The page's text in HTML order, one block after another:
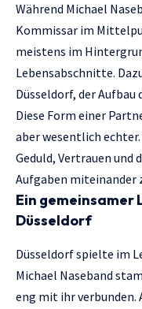
Während Michael
Kommissar im
meistens im
Lebensabschnitte.
Düsseldorf, der Aufbau
Diese Form einer
aber wesentlich
Geduld, Vertrauen und
Aufgaben miteinander
Ein gemeinsamer
Düsseldorf
Düsseldorf spielte im
Michael Naseband
eng mit ihr verbunden.